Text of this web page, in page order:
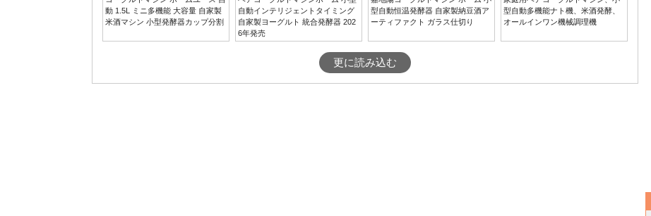
動 1.5L ミニ多機能 大容量 自家製
米酒マシン 小型発酵器カップ分割
自動インテリジェントタイミング
自家製ヨーグルト 統合発酵器 202
6年発売
型自動恒温発酵器 自家製納豆酒ア
ーティファクト ガラス仕切り
型自動多機能ナト機、米酒発酵、
オールインワン機械調理機
更に読み込む